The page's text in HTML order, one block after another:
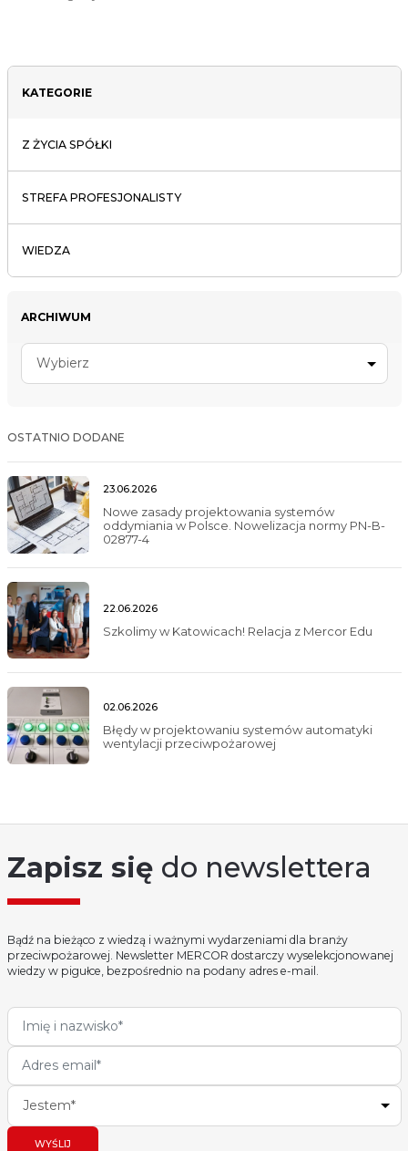
KATEGORIE
Z ŻYCIA SPÓŁKI
STREFA PROFESJONALISTY
WIEDZA
ARCHIWUM
Wybierz
OSTATNIO DODANE
23.06.2026
Nowe zasady projektowania systemów
oddymiania w Polsce. Nowelizacja normy PN-B-
02877-4
22.06.2026
Szkolimy w Katowicach! Relacja z Mercor Edu
02.06.2026
Błędy w projektowaniu systemów automatyki
wentylacji przeciwpożarowej
Zapisz się do newslettera
Bądź na bieżąco z wiedzą i ważnymi wydarzeniami dla branży
przeciwpożarowej. Newsletter MERCOR dostarczy wyselekcjonowanej
wiedzy w pigułce, bezpośrednio na podany adres e-mail.
Jestem*
WYŚLIJ